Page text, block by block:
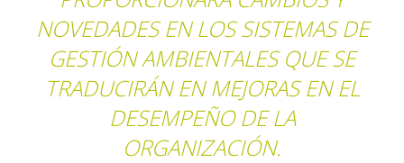
NOVEDADES EN LOS SISTEMAS DE
GESTIÓN AMBIENTALES QUE SE
TRADUCIRÁN EN MEJORAS EN EL
DESEMPEÑO DE LA
ORGANIZACIÓN.